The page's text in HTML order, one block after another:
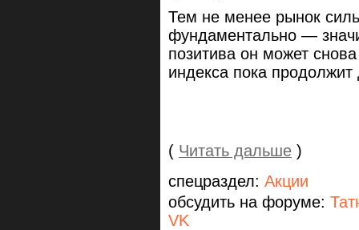
Тем не менее рынок
фундаментально —
позитива он может
индекса пока
( Читать дальше )
спецраздел: Акции
обсудить на форуме:
VK